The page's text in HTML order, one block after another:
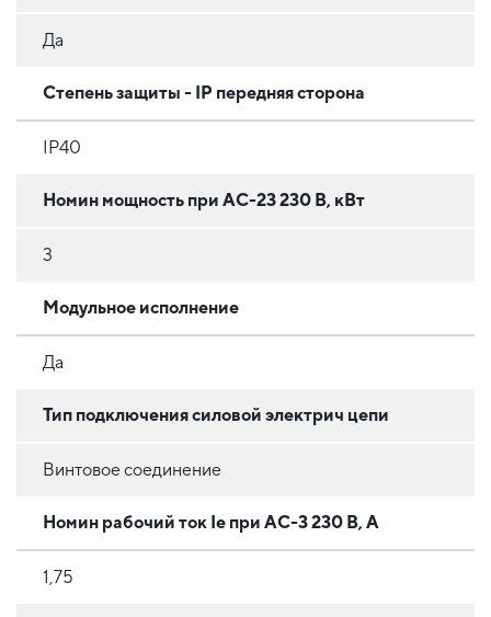
Да
Степень защиты - IP передняя сторона
IP40
Номин мощность при AC-23 230 В, кВт
3
Модульное исполнение
Да
Тип подключения силовой электрич цепи
Винтовое соединение
Номин рабочий ток Ie при АС-3 230 В, А
1,75